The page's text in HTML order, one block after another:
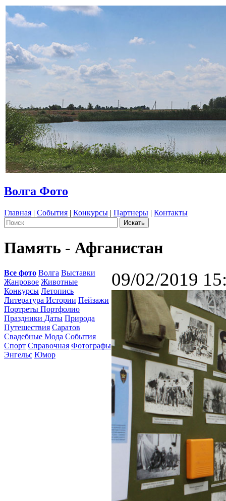
Волга Фото
Главная | События | Конкурсы | Партнеры | Контакты
Память - Афганистан
Все фото Волга Выставки
Жанровое Животные
Конкурсы Летопись
Литература Истории Пейзажи
Портреты Портфолио
Праздники Даты Природа
Путешествия Саратов
Свадебные Мода События
Спорт Справочная Фотографы
Энгельс Юмор
09/02/2019